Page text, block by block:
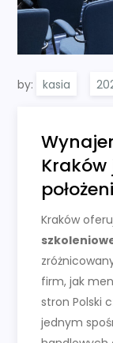
by: kasia
Kraków
Kraków
firm, jak
stron Polski
jednym